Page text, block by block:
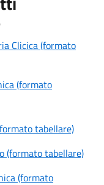
Clicica (formato
(formato
tabellare)
(formato tabellare)
(formato